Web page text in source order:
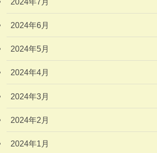
2024年6月
2024年5月
2024年4月
2024年3月
2024年2月
2024年1月